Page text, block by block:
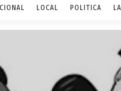
LOCAL POLITICA